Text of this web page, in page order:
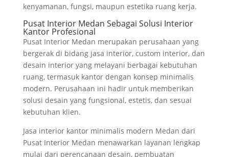
kenyamanan, fungsi, maupun estetika ruang kerja.
Pusat Interior Medan Sebagai Solusi Interior
Kantor Profesional
Pusat Interior Medan merupakan perusahaan yang
bergerak di bidang jasa interior, custom interior, dan
desain interior yang melayani berbagai kebutuhan
ruang, termasuk kantor dengan konsep minimalis
modern. Perusahaan ini hadir untuk memberikan
solusi desain yang fungsional, estetis, dan sesuai
kebutuhan klien.
Jasa interior kantor minimalis modern Medan dari
Pusat Interior Medan menawarkan layanan lengkap
mulai dari perencanaan desain, pembuatan